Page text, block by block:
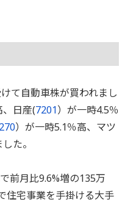
て自動車株が買われまし
、日産(7201）が一時4.5％
）が一時5.1％高、マツ
た。
前月比9.6%増の135万
住宅事業を手掛ける大手